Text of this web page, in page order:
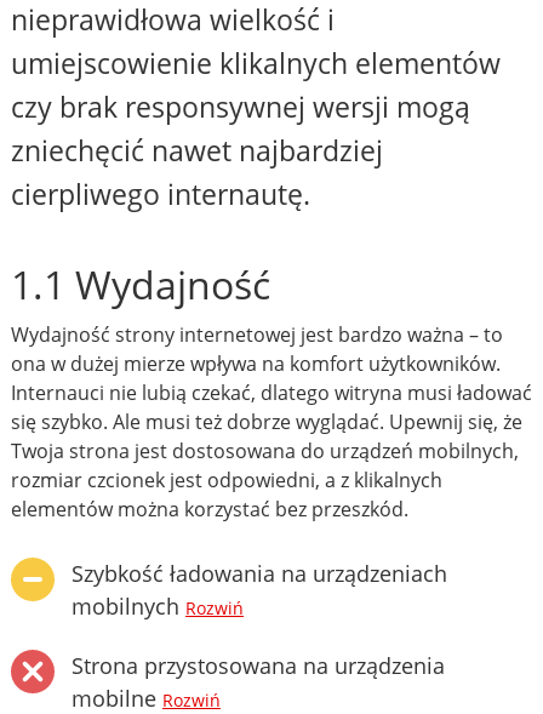
nieprawidłowa wielkość i
umiejscowienie klikalnych elementów
czy brak responsywnej wersji mogą
zniechęcić nawet najbardziej
cierpliwego internautę.
1.1 Wydajność
Wydajność strony internetowej jest bardzo ważna – to
ona w dużej mierze wpływa na komfort użytkowników.
Internauci nie lubią czekać, dlatego witryna musi ładować
się szybko. Ale musi też dobrze wyglądać. Upewnij się, że
Twoja strona jest dostosowana do urządzeń mobilnych,
rozmiar czcionek jest odpowiedni, a z klikalnych
elementów można korzystać bez przeszkód.
Szybkość ładowania na urządzeniach
mobilnych Rozwiń
Strona przystosowana na urządzenia
mobilne Rozwiń